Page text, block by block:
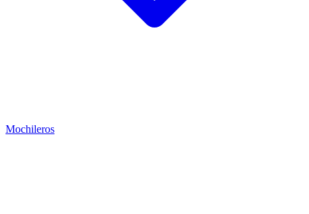
Mochileros